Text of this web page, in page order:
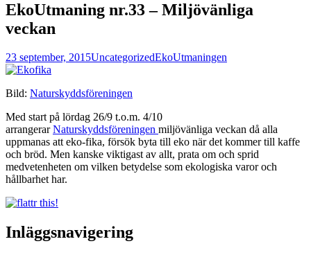
EkoUtmaning nr.33 – Miljövänliga
veckan
23 september, 2015UncategorizedEkoUtmaningen
Bild: Naturskyddsföreningen
Med start på lördag 26/9 t.o.m. 4/10
arrangerarNaturskyddsföreningen miljövänliga veckan då alla
uppmanas att eko-fika, försök byta till eko när det kommer till kaffe
och bröd. Men kanske viktigast av allt, prata om och sprid
medvetenheten om vilken betydelse som ekologiska varor och
hållbarhet har.
Inläggsnavigering